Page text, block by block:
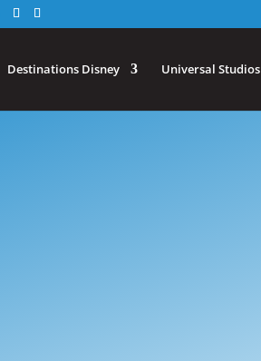
Destinations Disney Universal Studios